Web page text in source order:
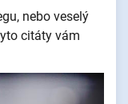
nebo veselý
citáty vám